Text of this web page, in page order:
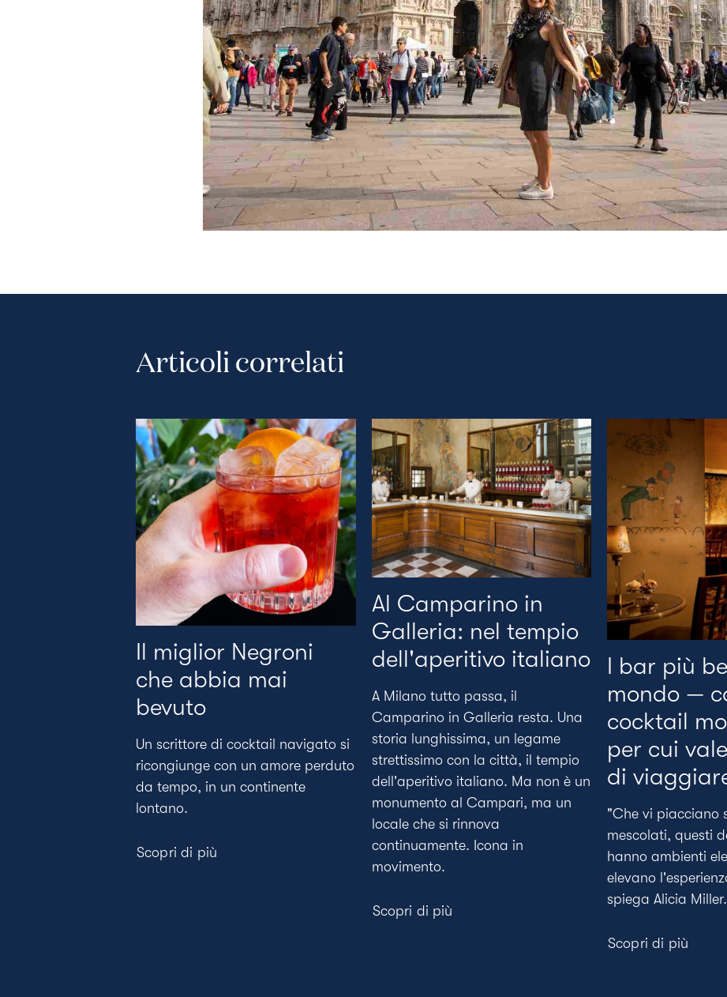
Articoli correlati
Il miglior Negroni
che abbia mai
bevuto
Un scrittore di cocktail navigato si
ricongiunge con un amore perduto
da tempo, in un continente
lontano.
Scopri di più
Al Camparino in
Galleria: nel tempio
dell'aperitivo italiano
A Milano tutto passa, il
Camparino in Galleria resta. Una
storia lunghissima, un legame
strettissimo con la città, il tempio
dell'aperitivo italiano. Ma non è un
monumento al Campari, ma un
locale che si rinnova
continuamente. Icona in
movimento.
Scopri di più
I bar più
mondo —
cocktail
per cui
di
"Che vi piacciano
mescolati, questi
hanno ambienti
elevano
spiega Alicia Miller.
Scopri di più
Entra nella
Iscriviti per saperne di
novità.
Grazie per
Tieni d'occhio la tua
Scopri di più